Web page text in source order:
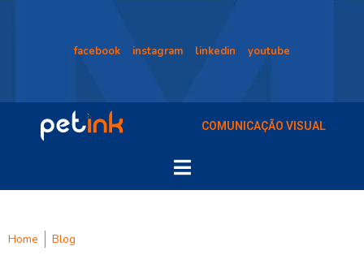
facebook instagram linkedin youtube
COMUNICAÇÃO VISUAL
Home Blog